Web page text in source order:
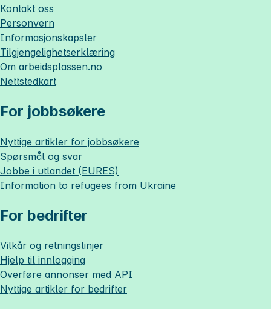
Kontakt oss
Personvern
Informasjonskapsler
Tilgjengelighetserklæring
Om arbeidsplassen.no
Nettstedkart
For jobbsøkere
Nyttige artikler for jobbsøkere
Spørsmål og svar
Jobbe i utlandet (EURES)
Information to refugees from Ukraine
For bedrifter
Vilkår og retningslinjer
Hjelp til innlogging
Overføre annonser med API
Nyttige artikler for bedrifter